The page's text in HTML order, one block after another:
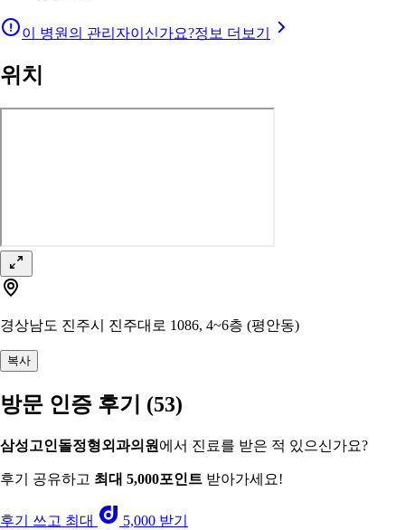
이 병원의 관리자이신가요?정보 더보기
위치
경상남도 진주시 진주대로 1086, 4~6층 (평안동)
복사
방문 인증 후기 (53)
삼성고인돌정형외과의원 에서 진료를 받은 적 있으신가요?
후기 공유하고 최대 5,000포인트 받아가세요!
후기 쓰고 최대 5,000 받기